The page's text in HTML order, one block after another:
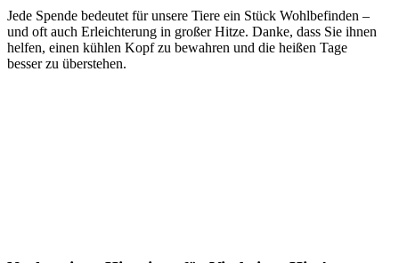
Jede Spende bedeutet für unsere Tiere ein Stück Wohlbefinden –
und oft auch Erleichterung in großer Hitze. Danke, dass Sie ihnen
helfen, einen kühlen Kopf zu bewahren und die heißen Tage
besser zu überstehen.